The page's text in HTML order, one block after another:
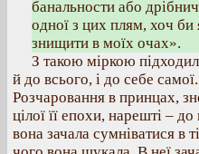
банальности або
одної з цих плям, хоч би
знищити в моїх очах».
З такою міркою
й до всього, і до себе
Розчаровання в принцах,
цілої її епохи, нарешті –
вона зачала сумніватися в